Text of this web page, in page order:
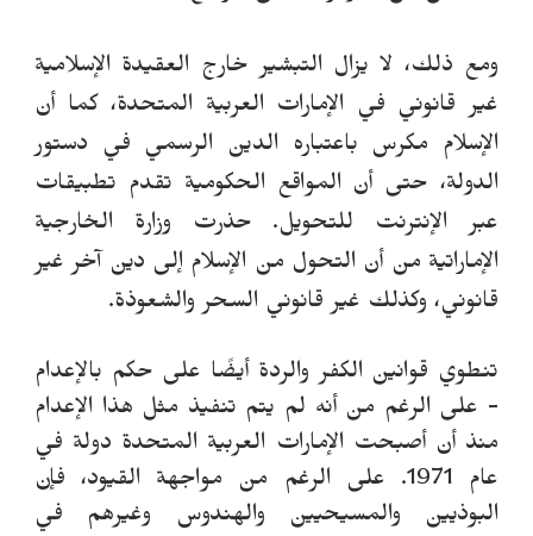
ومع ذلك، لا يزال التبشير خارج العقيدة الإسلامية
غير قانوني في الإمارات العربية المتحدة، كما أن
الإسلام مكرس باعتباره الدين الرسمي في دستور
الدولة، حتى أن المواقع الحكومية تقدم تطبيقات
عبر الإنترنت للتحويل. حذرت وزارة الخارجية
الإماراتية من أن التحول من الإسلام إلى دين آخر غير
قانوني، وكذلك غير قانوني السحر والشعوذة.
تنطوي قوانين الكفر والردة أيضًا على حكم بالإعدام
- على الرغم من أنه لم يتم تنفيذ مثل هذا الإعدام
منذ أن أصبحت الإمارات العربية المتحدة دولة في
عام 1971. على الرغم من مواجهة القيود، فإن
البوذيين والمسيحيين والهندوس وغيرهم في